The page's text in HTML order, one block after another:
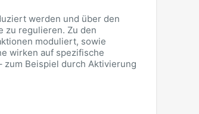
werden und über den
zu regulieren. Zu den
moduliert, sowie
wirken auf spezifische
zum Beispiel durch Aktivierung